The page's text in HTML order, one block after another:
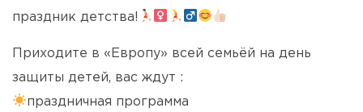
праздник детства!
Приходите в «Европу» всей семьёй на день
защиты детей, вас ждут :
праздничная программа